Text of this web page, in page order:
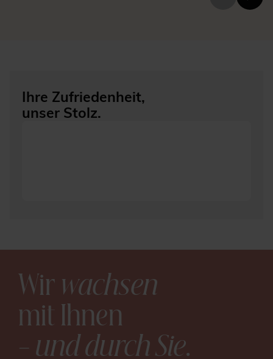
Ihre Zufriedenheit,
unser Stolz.
Wirwachsen
mit Ihnen
– und durch Sie.